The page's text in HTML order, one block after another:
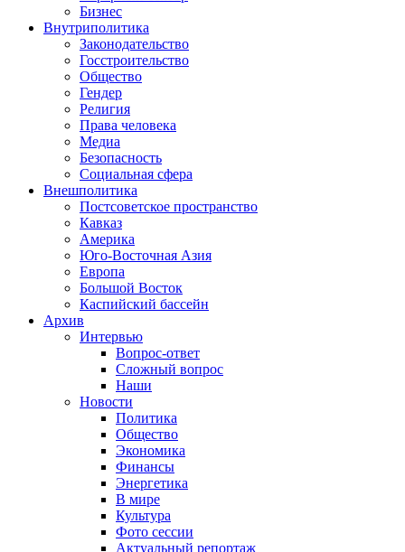
Бизнес
Внутриполитика
Законодательство
Госстроительство
Общество
Гендер
Религия
Права человека
Медиа
Безопасность
Социальная сфера
Внешполитика
Постсоветское пространство
Кавказ
Америка
Юго-Восточная Азия
Европа
Большой Восток
Каспийский бассейн
Архив
Интервью
Вопрос-ответ
Сложный вопрос
Наши
Новости
Политика
Общество
Экономика
Финансы
Энергетика
В мире
Культура
Фото сессии
Актуальный репортаж